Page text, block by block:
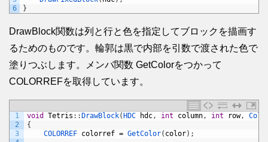
6
}
DrawBlock関数は列と行と色を指定してブロックを描画す
るためのものです。輪郭は黒で内部を引数で渡された色で
塗りつぶします。メンバ関数 GetColorをつかって
COLORREFを取得しています。
1
2
3
void Tetris : : DrawBlock( HDC hdc, int column, int row,
{
COLORREF colorref = GetColor( color) ;